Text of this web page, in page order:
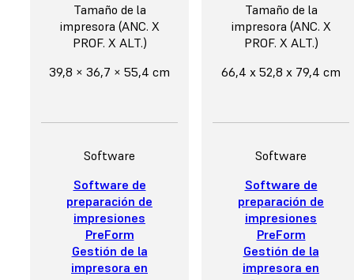
Tamaño de la
impresora (ANC. X
PROF. X ALT.)
39,8 × 36,7 × 55,4 cm
Software
Software de
preparación de
impresiones
PreForm
Gestión de la
impresora en
Tamaño de la
impresora (ANC. X
PROF. X ALT.)
66,4 x 52,8 x 79,4 cm
Software
Software de
preparación de
impresiones
PreForm
Gestión de la
impresora en